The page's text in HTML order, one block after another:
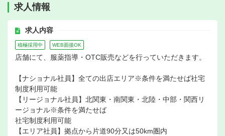
求人情報
求人内容
積極採用中 WEB面接OK
店舗にて、服薬指導・OTC販売などを行っていただきます。
【ナショナル社員】全ての出店エリア※条件を満たせば社宅
制度利用可能
【リージョナル社員】北関東・南関東・北陸・中部・関西リ
ージョナル※条件を満たせば
社宅制度利用可能
【エリア社員】拠点から片道90分又は50km圏内